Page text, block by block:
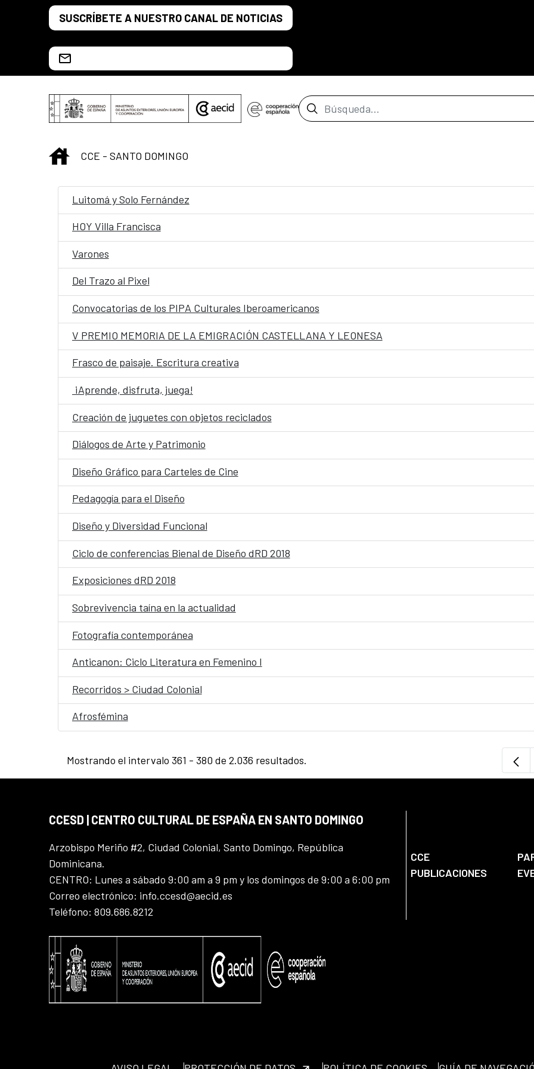
Saltar al contenido principal
SUSCRÍBETE A NUESTRO CANAL DE NOTICIAS
Barra de búsqueda
INICIO
CCE - SANTO DOMINGO
Luitomá y Solo Fernández
HOY Villa Francisca
Varones
Del Trazo al Pixel
Convocatorias de los PIPA Culturales Iberoamericanos
V PREMIO MEMORIA DE LA EMIGRACIÓN CASTELLANA Y LEONESA
Frasco de paisaje. Escritura creativa
¡Aprende, disfruta, juega!
Creación de juguetes con objetos reciclados
Diálogos de Arte y Patrimonio
Diseño Gráfico para Carteles de Cine
Pedagogía para el Diseño
Diseño y Diversidad Funcional
Ciclo de conferencias Bienal de Diseño dRD 2018
Exposiciones dRD 2018
Sobrevivencia taína en la actualidad
Fotografía contemporánea
Anticanon: Ciclo Literatura en Femenino I
Recorridos > Ciudad Colonial
Afrosfémina
Mostrando el intervalo 361 - 380 de 2.036 resultados.
CCESD | CENTRO CULTURAL DE ESPAÑA EN SANTO DOMINGO
Arzobispo Meriño #2, Ciudad Colonial, Santo Domingo, República
Dominicana.
CENTRO: Lunes a sábado 9:00 am a 9 pm y los domingos de 9:00 a 6:00 pm
Correo electrónico: info.ccesd@aecid.es
Teléfono: 809.686.8212
CCE
PUBLICACIONES